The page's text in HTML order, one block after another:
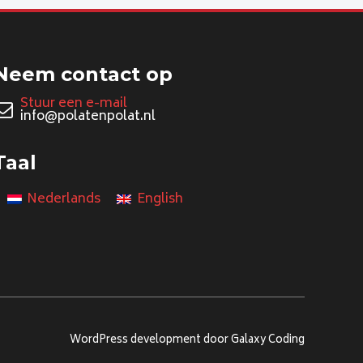
contact op
Stuur een e-mail
info@polatenpolat.nl
Nederlands English
WordPress development door Galaxy Coding